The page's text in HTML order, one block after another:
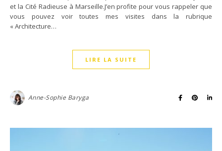
et la Cité Radieuse à Marseille.J’en profite pour vous rappeler que
vous pouvez voir toutes mes visites dans la rubrique
« Architecture…
LIRE LA SUITE
Anne-Sophie Baryga